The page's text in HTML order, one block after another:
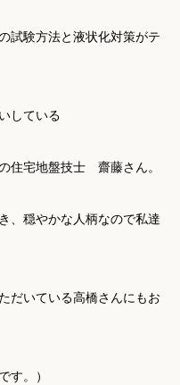
試験方法と液状化対策がテ
している
住宅地盤技士 齋藤さん。
、穏やかな人柄なので私達
だいている高橋さんにもお
す。）